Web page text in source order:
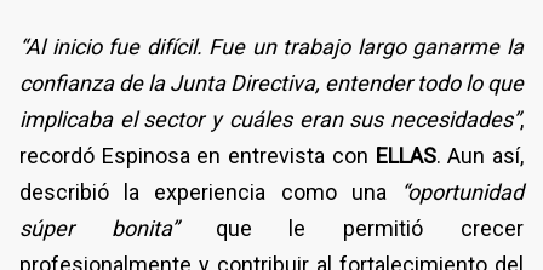
“Al inicio fue difícil. Fue un trabajo largo ganarme la
confianza de la Junta Directiva, entender todo lo que
implicaba el sector y cuáles eran sus necesidades”,
recordó Espinosa en entrevista con ELLAS. Aun así,
describió la experiencia como una
“oportunidad
súper bonita”que le permitió crecer
profesionalmente y contribuir al fortalecimiento del